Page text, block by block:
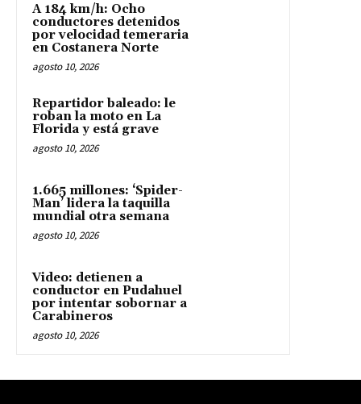
A 184 km/h: Ocho
conductores detenidos
por velocidad temeraria
en Costanera Norte
agosto 10, 2026
Repartidor baleado: le
roban la moto en La
Florida y está grave
agosto 10, 2026
1.665 millones: ‘Spider-
Man’ lidera la taquilla
mundial otra semana
agosto 10, 2026
Video: detienen a
conductor en Pudahuel
por intentar sobornar a
Carabineros
agosto 10, 2026